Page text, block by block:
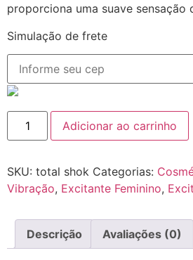
proporciona uma suave sensação
Simulação de frete
Adicionar ao carrinho
SKU: total shok Categorias:
Vibração, Excitante Feminino,
Descrição Avaliações (0)